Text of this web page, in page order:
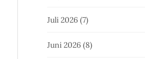
Juli 2026 (7)
Juni 2026 (8)